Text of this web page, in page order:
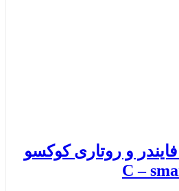
و روتاری کوکسو